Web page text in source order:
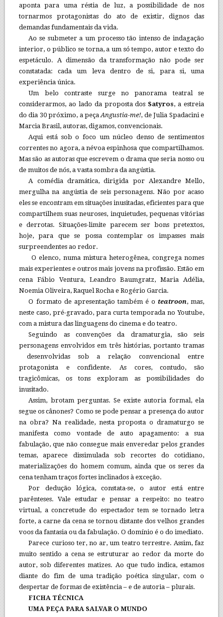
aponta para uma réstia de luz, a possibilidade de nos
tornarmos protagonistas do ato de existir, dignos das
demandas fundamentais da vida.
Ao se submeter a um processo tão intenso de indagação
interior, o público se torna, a um só tempo, autor e texto do
espetáculo. A dimensão da transformação não pode ser
constatada: cada um leva dentro de si, para si, uma
experiência única.
Um belo contraste surge no panorama teatral se
considerarmos, ao lado da proposta dos Satyros, a estreia
do dia 30 próximo, a peçaAngustia-me!, de Julia Spadacini e
Marcia Brasil, autoras, digamos, convencionais.
Aqui está sob o foco um núcleo denso de sentimentos
correntes no agora, a névoa espinhosa que compartilhamos.
Mas são as autoras que escrevem o drama que seria nosso ou
de muitos de nós, a vasta sombra da angústia.
A comédia dramática, dirigida por Alexandre Mello,
mergulha na angústia de seis personagens. Não por acaso
eles se encontram em situações inusitadas, eficientes para que
compartilhem suas neuroses, inquietudes, pequenas vitórias
e derrotas. Situações-limite parecem ser bons pretextos,
hoje, para que se possa contemplar os impasses mais
surpreendentes ao redor.
O elenco, numa mistura heterogênea, congrega nomes
mais experientes e outros mais jovens na profissão. Estão em
cena Fábio Ventura, Leandro Baumgratz, Maria Adélia,
Noemia Oliveira, Raquel Rocha e Rogério Garcia.
O formato de apresentação também é o teatroon, mas,
neste caso, pré-gravado, para curta temporada no Youtube,
com a mistura das linguagens do cinema e do teatro.
Seguindo as convenções da dramaturgia, são seis
personagens envolvidos em três histórias, portanto tramas
desenvolvidas sob a relação convencional entre
protagonista e confidente. As cores, contudo, são
tragicômicas, os tons exploram as possibilidades do
inusitado.
Assim, brotam perguntas. Se existe autoria formal, ela
segue os cânones? Como se pode pensar a presença do autor
na obra? Na realidade, nesta proposta o dramaturgo se
manifesta como vontade de auto apagamento: a sua
fabulação, que não consegue mais enveredar pelos grandes
temas, aparece dissimulada sob recortes do cotidiano,
materializações do homem comum, ainda que os seres da
cena tenham traços fortes inclinados à exceção.
Por dedução lógica, constata-se, o autor está entre
parênteses. Vale estudar e pensar a respeito: no teatro
virtual, a concretude do espectador tem se tornado letra
forte, a carne da cena se tornou distante dos velhos grandes
voos da fantasia ou da fabulação. O domínio é o do imediato.
Parece curioso ter, no ar, um teatro terrestre. Assim, faz
muito sentido a cena se estruturar ao redor da morte do
autor, sob diferentes matizes. Ao que tudo indica, estamos
diante do fim de uma tradição poética singular, com o
despertar de formas de existência – e de autoria – plurais.
FICHA TÉCNICA
UMA PEÇA PARA SALVAR O MUNDO